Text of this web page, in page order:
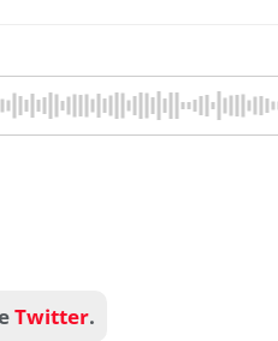
Twitter.